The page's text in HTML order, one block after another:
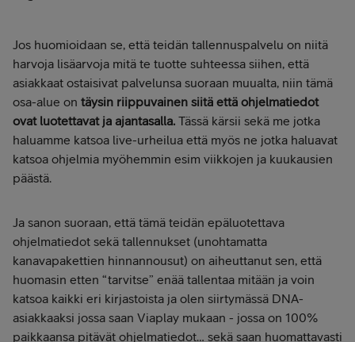
Jos huomioidaan se, että teidän tallennuspalvelu on niitä
harvoja lisäarvoja mitä te tuotte suhteessa siihen, että
asiakkaat ostaisivat palvelunsa suoraan muualta, niin tämä
osa-alue on täysin riippuvainen siitä että ohjelmatiedot
ovat luotettavat ja ajantasalla. Tässä kärsii sekä me jotka
haluamme katsoa live-urheilua että myös ne jotka haluavat
katsoa ohjelmia myöhemmin esim viikkojen ja kuukausien
päästä.
Ja sanon suoraan, että tämä teidän epäluotettava
ohjelmatiedot sekä tallennukset (unohtamatta
kanavapakettien hinnannousut) on aiheuttanut sen, että
huomasin etten “tarvitse” enää tallentaa mitään ja voin
katsoa kaikki eri kirjastoista ja olen siirtymässä DNA-
asiakkaaksi jossa saan Viaplay mukaan - jossa on 100%
paikkaansa pitävät ohjelmatiedot… sekä saan huomattavasti